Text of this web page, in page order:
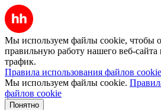
Мы используем файлы cookie, чтобы
правильную работу нашего веб-сайта
трафик.
Правила использования файлов cookie
Мы используем файлы cookie.
файлов cookie
Понятно